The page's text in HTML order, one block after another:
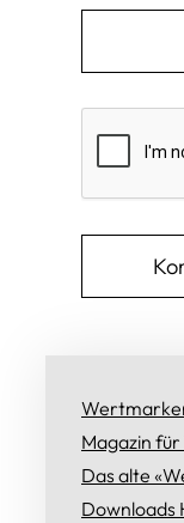
Magazin
Das alte
Downloads